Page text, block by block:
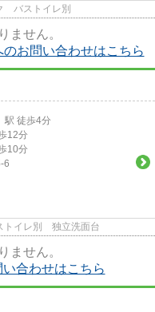
バストイレ別
ません。
お問い合わせはこちら
駅 徒歩4分
12分
10分
6
イレ別 独立洗面台
ません。
合わせはこちら